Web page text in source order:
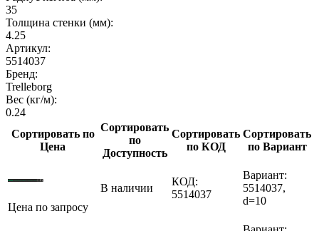
35
Толщина стенки (мм):
4.25
Артикул:
5514037
Бренд:
Trelleborg
Вес (кг/м):
0.24
Сортировать по
Цена
Сортировать
по
Доступность
Сортировать
по КОД
Сортировать
по Вариант
Цена по запросу
В наличии
КОД:
5514037
Вариант:
5514037,
d=10